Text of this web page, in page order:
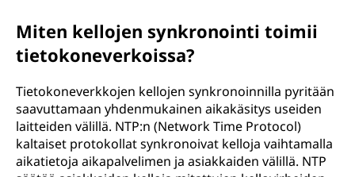
Miten kellojen synkronointi toimii
tietokoneverkoissa?
Tietokoneverkkojen kellojen synkronoinnilla pyritään
saavuttamaan yhdenmukainen aikakäsitys useiden
laitteiden välillä. NTP:n (Network Time Protocol)
kaltaiset protokollat synkronoivat kelloja vaihtamalla
aikatietoja aikapalvelimen ja asiakkaiden välillä. NTP